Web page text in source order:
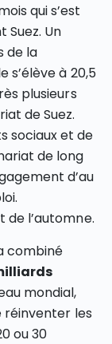
qui s’est
Un
de la
s’élève à 20,5
plusieurs
de Suez.
sociaux et de
de long
d’au
l’automne.
combiné
mondial,
réinventer les
ou 30